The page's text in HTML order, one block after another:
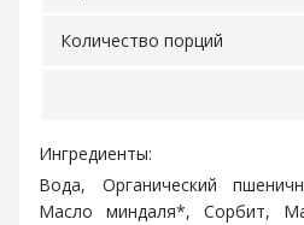
Количество порций
Ингредиенты:
Вода, Органический
Масло миндаля*, Сорбит,